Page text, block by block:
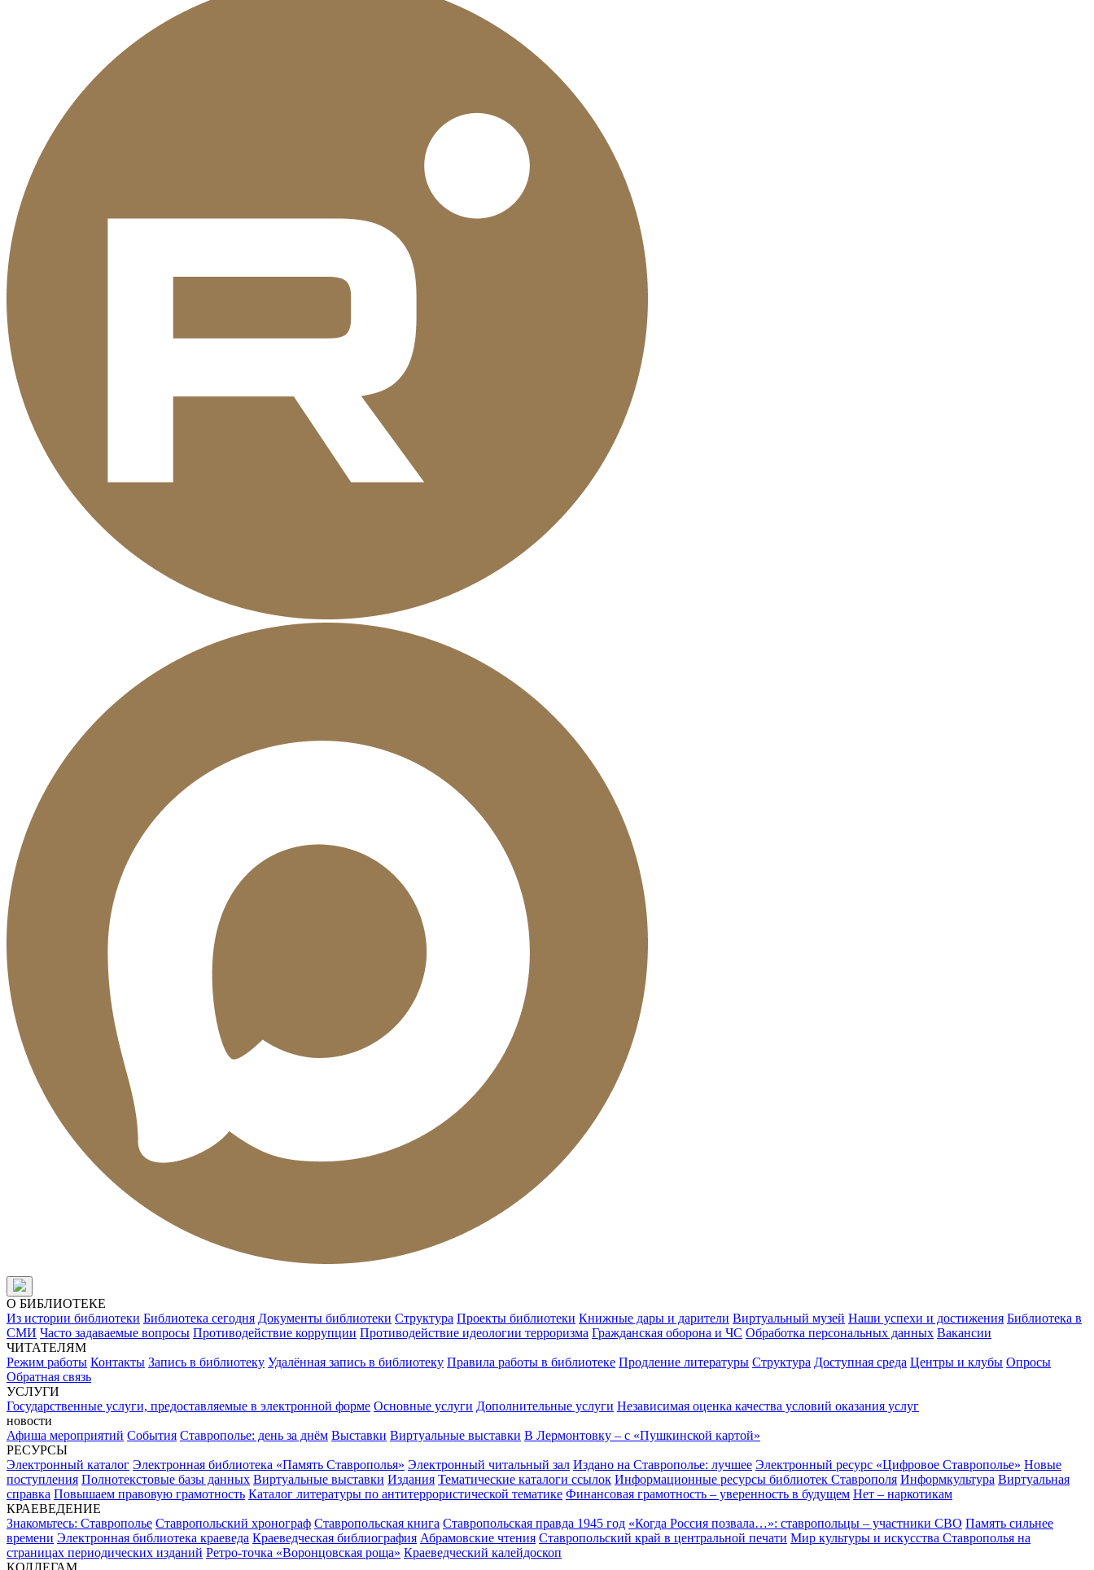
О БИБЛИОТЕКЕ
Из истории библиотеки Библиотека сегодня Документы библиотеки Структура Проекты библиотеки Книжные дары и дарители Виртуальный музей Наши успехи и достижения Библиотека в
СМИ Часто задаваемые вопросы Противодействие коррупции Противодействие идеологии терроризма Гражданская оборона и ЧС Обработка персональных данных Вакансии
ЧИТАТЕЛЯМ
Режим работы Контакты Запись в библиотеку Удалённая запись в библиотеку Правила работы в библиотеке Продление литературы Структура Доступная среда Центры и клубы Опросы
Обратная связь
УСЛУГИ
Государственные услуги, предоставляемые в электронной форме Основные услуги Дополнительные услуги Независимая оценка качества условий оказания услуг
новости
Афиша мероприятий События Ставрополье: день за днём Выставки Виртуальные выставки В Лермонтовку – с «Пушкинской картой»
РЕСУРСЫ
Электронный каталог Электронная библиотека «Память Ставрополья» Электронный читальный зал Издано на Ставрополье: лучшее Электронный ресурс «Цифровое Ставрополье» Новые
поступления Полнотекстовые базы данных Виртуальные выставки Издания Тематические каталоги ссылок Информационные ресурсы библиотек Ставрополя Информкультура Виртуальная
справка Повышаем правовую грамотность Каталог литературы по антитеррористической тематике Финансовая грамотность – уверенность в будущем Нет – наркотикам
КРАЕВЕДЕНИЕ
Знакомьтесь: Ставрополье Ставропольский хронограф Ставропольская книга Ставропольская правда 1945 год «Когда Россия позвала…»: ставропольцы – участники СВО Память сильнее
времени Электронная библиотека краеведа Краеведческая библиография Абрамовские чтения Ставропольский край в центральной печати Мир культуры и искусства Ставрополья на
страницах периодических изданий Ретро-точка «Воронцовская роща» Краеведческий калейдоскоп
КОЛЛЕГАМ